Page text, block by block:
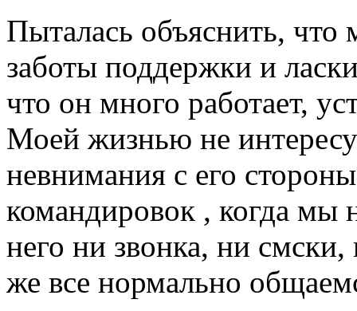
Пыталась объяснить, что
заботы поддержки и
что он много работает,
Моей жизнью не
невнимания с его
командировок , когда мы
него ни звонка, ни
же все нормально